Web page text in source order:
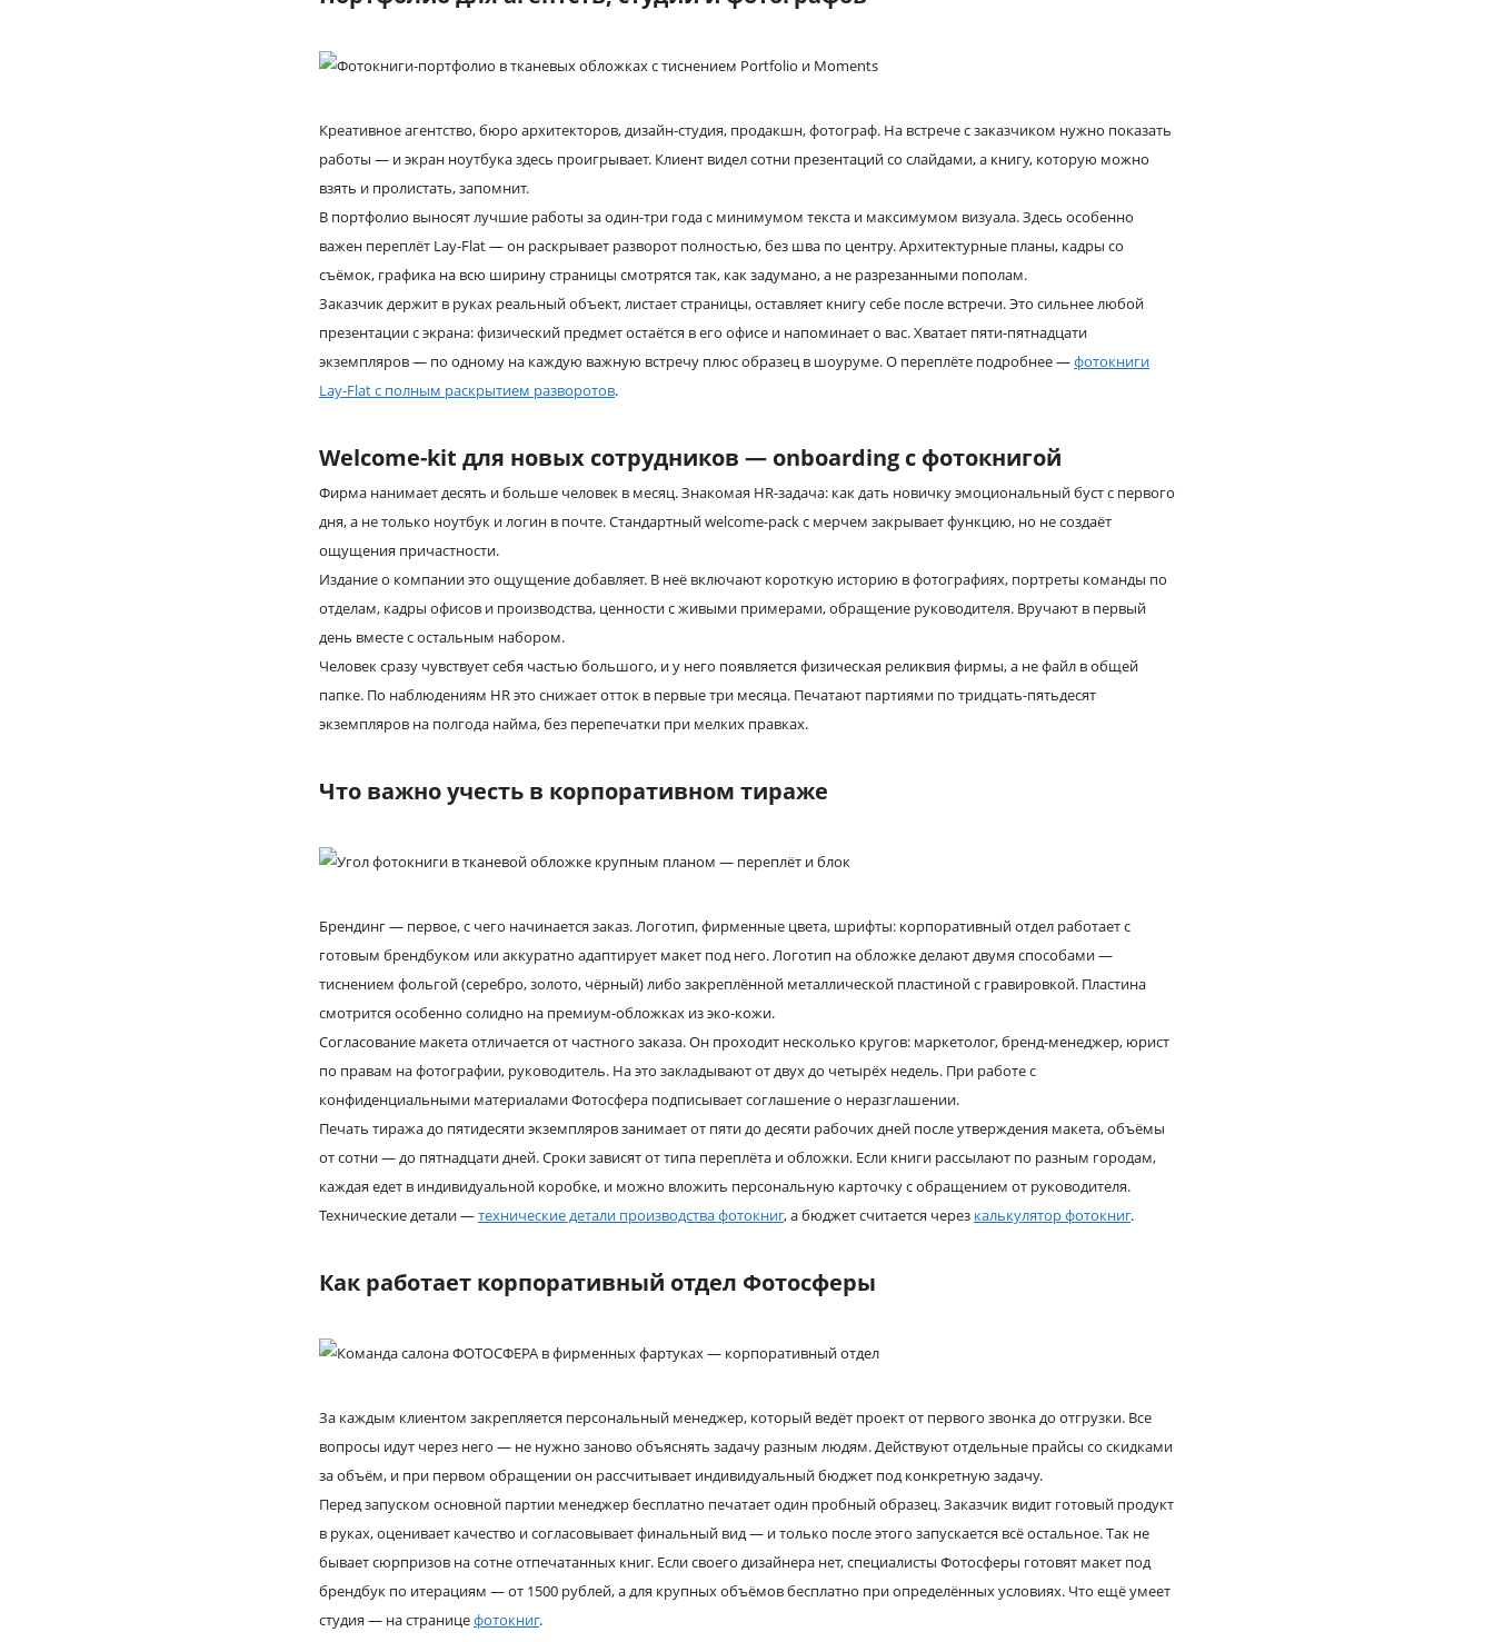
Креативное агентство, бюро архитекторов, дизайн-студия, продакшн, фотограф. На встрече с заказчиком нужно показать
работы — и экран ноутбука здесь проигрывает. Клиент видел сотни презентаций со слайдами, а книгу, которую можно
взять и пролистать, запомнит.
В портфолио выносят лучшие работы за один-три года с минимумом текста и максимумом визуала. Здесь особенно
важен переплёт Lay-Flat — он раскрывает разворот полностью, без шва по центру. Архитектурные планы, кадры со
съёмок, графика на всю ширину страницы смотрятся так, как задумано, а не разрезанными пополам.
Заказчик держит в руках реальный объект, листает страницы, оставляет книгу себе после встречи. Это сильнее любой
презентации с экрана: физический предмет остаётся в его офисе и напоминает о вас. Хватает пяти-пятнадцати
экземпляров — по одному на каждую важную встречу плюс образец в шоуруме. О переплёте подробнее —фотокниги
Lay-Flat с полным раскрытием разворотов.
Welcome-kit для новых сотрудников — onboarding с фотокнигой
Фирма нанимает десять и больше человек в месяц. Знакомая HR-задача: как дать новичку эмоциональный буст с первого
дня, а не только ноутбук и логин в почте. Стандартный welcome-pack с мерчем закрывает функцию, но не создаёт
ощущения причастности.
Издание о компании это ощущение добавляет. В неё включают короткую историю в фотографиях, портреты команды по
отделам, кадры офисов и производства, ценности с живыми примерами, обращение руководителя. Вручают в первый
день вместе с остальным набором.
Человек сразу чувствует себя частью большого, и у него появляется физическая реликвия фирмы, а не файл в общей
папке. По наблюдениям HR это снижает отток в первые три месяца. Печатают партиями по тридцать-пятьдесят
экземпляров на полгода найма, без перепечатки при мелких правках.
Что важно учесть в корпоративном тираже
Брендинг — первое, с чего начинается заказ. Логотип, фирменные цвета, шрифты: корпоративный отдел работает с
готовым брендбуком или аккуратно адаптирует макет под него. Логотип на обложке делают двумя способами —
тиснением фольгой (серебро, золото, чёрный) либо закреплённой металлической пластиной с гравировкой. Пластина
смотрится особенно солидно на премиум-обложках из эко-кожи.
Согласование макета отличается от частного заказа. Он проходит несколько кругов: маркетолог, бренд-менеджер, юрист
по правам на фотографии, руководитель. На это закладывают от двух до четырёх недель. При работе с
конфиденциальными материалами Фотосфера подписывает соглашение о неразглашении.
Печать тиража до пятидесяти экземпляров занимает от пяти до десяти рабочих дней после утверждения макета, объёмы
от сотни — до пятнадцати дней. Сроки зависят от типа переплёта и обложки. Если книги рассылают по разным городам,
каждая едет в индивидуальной коробке, и можно вложить персональную карточку с обращением от руководителя.
Технические детали —технические детали производства фотокниг, а бюджет считается через калькулятор фотокниг.
Как работает корпоративный отдел Фотосферы
За каждым клиентом закрепляется персональный менеджер, который ведёт проект от первого звонка до отгрузки. Все
вопросы идут через него — не нужно заново объяснять задачу разным людям. Действуют отдельные прайсы со скидками
за объём, и при первом обращении он рассчитывает индивидуальный бюджет под конкретную задачу.
Перед запуском основной партии менеджер бесплатно печатает один пробный образец. Заказчик видит готовый продукт
в руках, оценивает качество и согласовывает финальный вид — и только после этого запускается всё остальное. Так не
бывает сюрпризов на сотне отпечатанных книг. Если своего дизайнера нет, специалисты Фотосферы готовят макет под
брендбук по итерациям — от 1500 рублей, а для крупных объёмов бесплатно при определённых условиях. Что ещё умеет
студия — на страницефотокниг.